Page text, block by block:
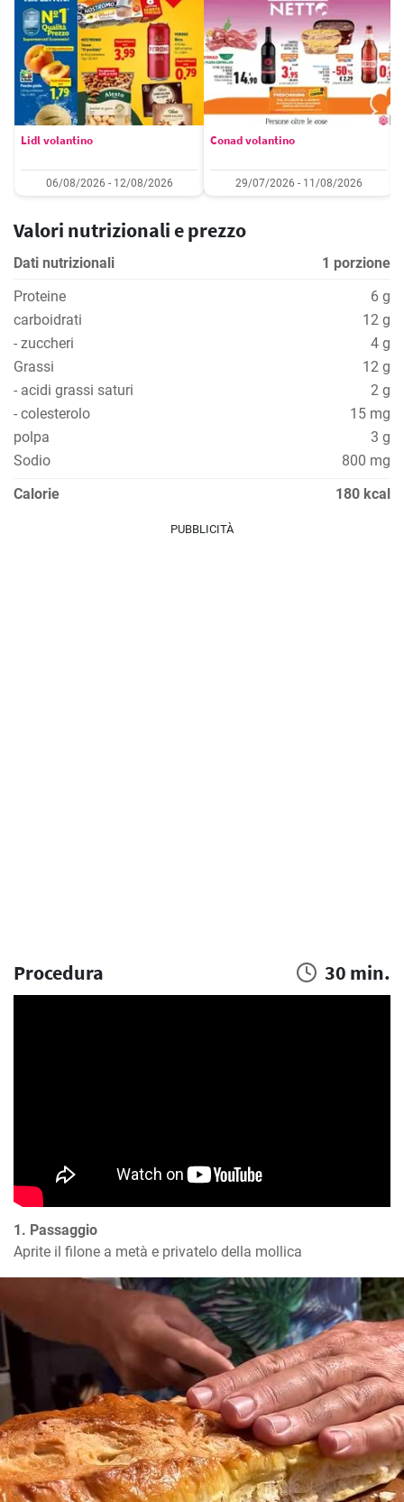
Lidl volantino
06/08/2026 - 12/08/2026
Conad volantino
29/07/2026 - 11/08/2026
Valori nutrizionali e prezzo
Dati nutrizionali
1 porzione
Proteine
6 g
carboidrati
12 g
- zuccheri
4 g
Grassi
12 g
- acidi grassi saturi
2 g
- colesterolo
15 mg
polpa
3 g
Sodio
800 mg
Calorie
180 kcal
PUBBLICITÀ
Procedura 30 min.
1. Passaggio
Aprite il filone a metà e privatelo della mollica